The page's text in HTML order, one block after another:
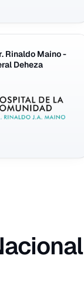
Rinaldo Maino -
Deheza